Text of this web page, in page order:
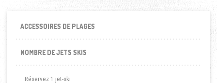
ACCESSOIRES DE PLAGES
NOMBRE DE JETS SKIS
Réservez 1 jet-ski